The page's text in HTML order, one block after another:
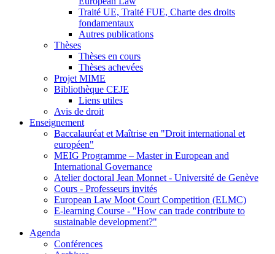
Traité UE, Traité FUE, Charte des droits
fondamentaux
Autres publications
Thèses
Thèses en cours
Thèses achevées
Projet MIME
Bibliothèque CEJE
Liens utiles
Avis de droit
Enseignement
Baccalauréat et Maîtrise en "Droit international et
européen"
MEIG Programme – Master in European and
International Governance
Atelier doctoral Jean Monnet - Université de Genève
Cours - Professeurs invités
European Law Moot Court Competition (ELMC)
E-learning Course - "How can trade contribute to
sustainable development?"
Agenda
Conférences